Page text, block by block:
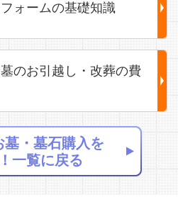
ォームの基礎知識
のお引越し・改葬の費
墓・墓石購入を
一覧に戻る